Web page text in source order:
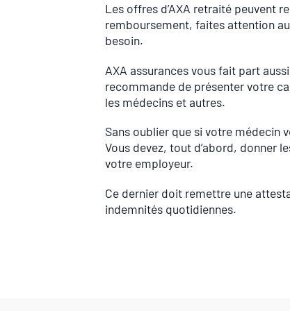
Les offres d’AXA retraité peuvent
remboursement, faites attention
besoin.
AXA assurances vous fait part
recommande de présenter votre
les médecins et autres.
Sans oublier que si votre médecin
Vous devez, tout d’abord, donner
votre employeur.
Ce dernier doit remettre une
indemnités quotidiennes.